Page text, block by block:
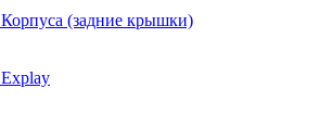
Корпуса (задние крышки)
Explay